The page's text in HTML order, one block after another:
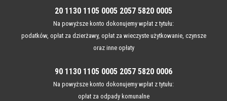
20 1130 1105 0005 2057 5820 0005
Na powyższe konto dokonujemy wpłat z tytułu:
podatków, opłat za dzierżawy, opłat za wieczyste użytkowanie, czynsze
oraz inne opłaty
90 1130 1105 0005 2057 5820 0006
Na powyższe konto dokonujemy wpłat z tytułu:
opłat za odpady komunalne